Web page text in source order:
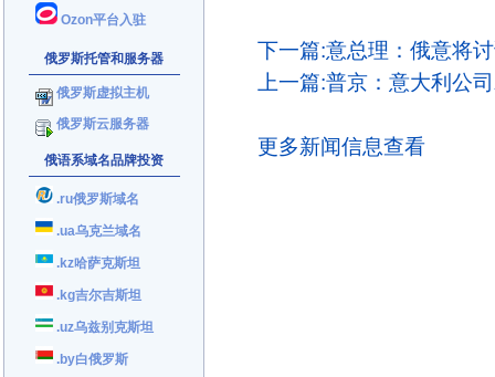
Ozon平台入驻
俄罗斯托管和服务器
俄罗斯虚拟主机
俄罗斯云服务器
俄语系域名品牌投资
.ru俄罗斯域名
.ua乌克兰域名
.kz哈萨克斯坦
.kg吉尔吉斯坦
.uz乌兹别克斯坦
.by白俄罗斯
下一篇:意总理：俄意将
上一篇:普京：意大利公
更多新闻信息查看